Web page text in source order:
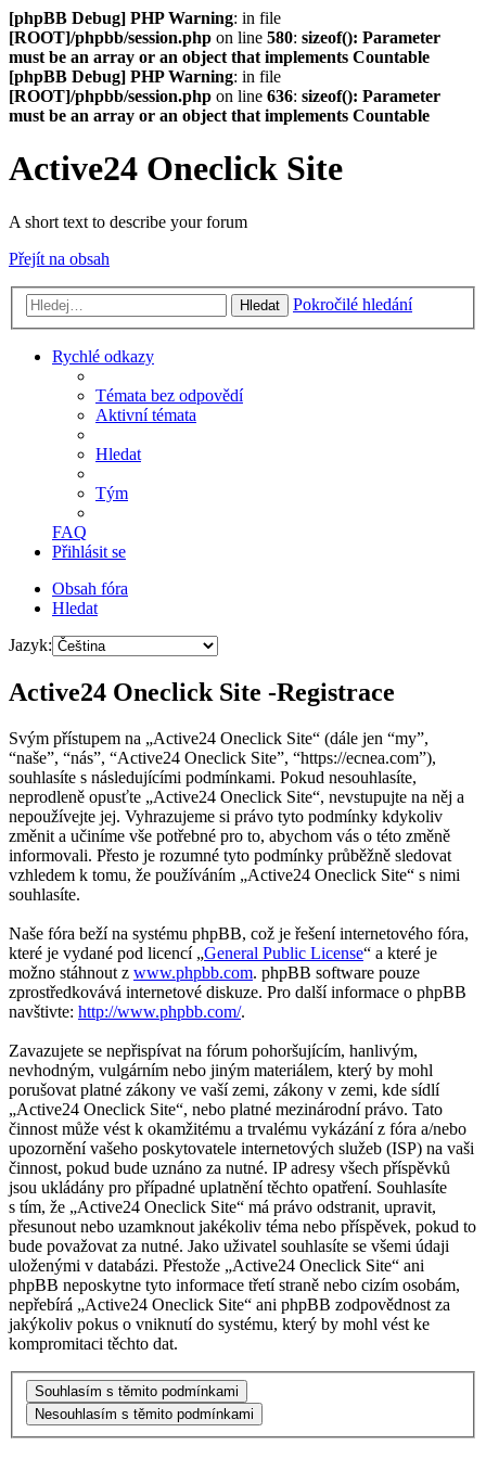
[phpBB Debug] PHP Warning: in file
[ROOT]/phpbb/session.php on line 580: sizeof(): Parameter
must be an array or an object that implements Countable
[phpBB Debug] PHP Warning: in file
[ROOT]/phpbb/session.php on line 636: sizeof(): Parameter
must be an array or an object that implements Countable
Active24 Oneclick Site
A short text to describe your forum
Přejít na obsah
Hledat Pokročilé hledání
Rychlé odkazy
Témata bez odpovědí
Aktivní témata
Hledat
Tým
FAQ
Přihlásit se
Obsah fóra
Hledat
Jazyk:
Active24 Oneclick Site -Registrace
Svým přístupem na „Active24 Oneclick Site“ (dále jen “my”,
“naše”, “nás”, “Active24 Oneclick Site”, “https://ecnea.com”),
souhlasíte s následujícími podmínkami. Pokud nesouhlasíte,
neprodleně opusťte „Active24 Oneclick Site“, nevstupujte na něj a
nepoužívejte jej. Vyhrazujeme si právo tyto podmínky kdykoliv
změnit a učiníme vše potřebné pro to, abychom vás o této změně
informovali. Přesto je rozumné tyto podmínky průběžně sledovat
vzhledem k tomu, že používáním „Active24 Oneclick Site“ s nimi
souhlasíte.
Naše fóra beží na systému phpBB, což je řešení internetového fóra,
které je vydané pod licencí „General Public License“ a které je
možno stáhnout z www.phpbb.com. phpBB software pouze
zprostředkovává internetové diskuze. Pro další informace o phpBB
navštivte: http://www.phpbb.com/.
Zavazujete se nepřispívat na fórum pohoršujícím, hanlivým,
nevhodným, vulgárním nebo jiným materiálem, který by mohl
porušovat platné zákony ve vaší zemi, zákony v zemi, kde sídlí
„Active24 Oneclick Site“, nebo platné mezinárodní právo. Tato
činnost může vést k okamžitému a trvalému vykázání z fóra a/nebo
upozornění vašeho poskytovatele internetových služeb (ISP) na vaši
činnost, pokud bude uznáno za nutné. IP adresy všech příspěvků
jsou ukládány pro případné uplatnění těchto opatření. Souhlasíte
s tím, že „Active24 Oneclick Site“ má právo odstranit, upravit,
přesunout nebo uzamknout jakékoliv téma nebo příspěvek, pokud to
bude považovat za nutné. Jako uživatel souhlasíte se všemi údaji
uloženými v databázi. Přestože „Active24 Oneclick Site“ ani
phpBB neposkytne tyto informace třetí straně nebo cizím osobám,
nepřebírá „Active24 Oneclick Site“ ani phpBB zodpovědnost za
jakýkoliv pokus o vniknutí do systému, který by mohl vést ke
kompromitaci těchto dat.